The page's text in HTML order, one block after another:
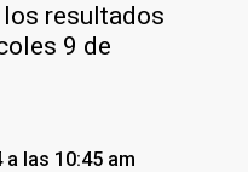
resultados
9 de
las 10:45 am